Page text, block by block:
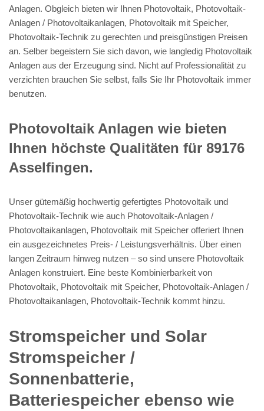
Anlagen. Obgleich bieten wir Ihnen Photovoltaik, Photovoltaik-
Anlagen / Photovoltaikanlagen, Photovoltaik mit Speicher,
Photovoltaik-Technik zu gerechten und preisgünstigen Preisen
an. Selber begeistern Sie sich davon, wie langledig Photovoltaik
Anlagen aus der Erzeugung sind. Nicht auf Professionalität zu
verzichten brauchen Sie selbst, falls Sie Ihr Photovoltaik immer
benutzen.
Photovoltaik Anlagen wie bieten
Ihnen höchste Qualitäten für 89176
Asselfingen.
Unser gütemäßig hochwertig gefertigtes Photovoltaik und
Photovoltaik-Technik wie auch Photovoltaik-Anlagen /
Photovoltaikanlagen, Photovoltaik mit Speicher offeriert Ihnen
ein ausgezeichnetes Preis- / Leistungsverhältnis. Über einen
langen Zeitraum hinweg nutzen – so sind unsere Photovoltaik
Anlagen konstruiert. Eine beste Kombinierbarkeit von
Photovoltaik, Photovoltaik mit Speicher, Photovoltaik-Anlagen /
Photovoltaikanlagen, Photovoltaik-Technik kommt hinzu.
Stromspeicher und Solar
Stromspeicher /
Sonnenbatterie,
Batteriespeicher ebenso wie